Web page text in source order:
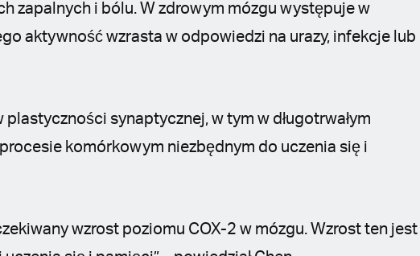
zapalnych i bólu. W zdrowym mózgu występuje w
aktywność wzrasta w odpowiedzi na urazy, infekcje lub
synaptycznej, w tym w długotrwałym
komórkowym niezbędnym do uczenia się i
wzrost poziomu COX-2 w mózgu. Wzrost ten jest